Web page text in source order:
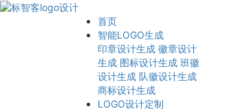
首页
智能LOGO生成
印章设计生成 徽章设计
生成 图标设计生成 班徽
设计生成 队徽设计生成
商标设计生成
LOGO设计定制